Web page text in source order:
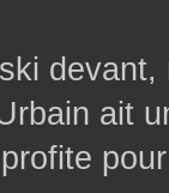
ait